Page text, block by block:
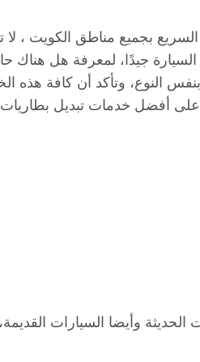
بجميع مناطق الكويت ، لا
فحص السيارة جيدًا، لمعرفة هل هناك
بنفس النوع، وتأكد أن كافة هذه
على أفضل خدمات تبديل
وأيضا السيارات القديمة،